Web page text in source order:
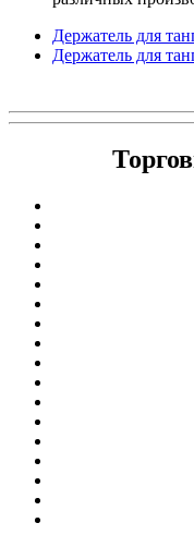
Держатель для
Держатель для